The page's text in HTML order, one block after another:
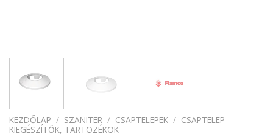
KEZDŐLAP / SZANITER / CSAPTELEPEK / CSAPTELEP
KIEGÉSZÍTŐK, TARTOZÉKOK